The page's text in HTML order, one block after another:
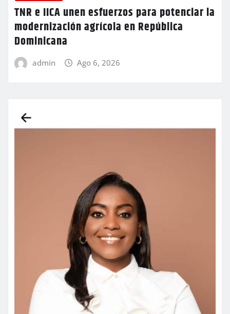
TNR e IICA unen esfuerzos para potenciar la
modernización agrícola en República
Dominicana
admin Ago 6, 2026